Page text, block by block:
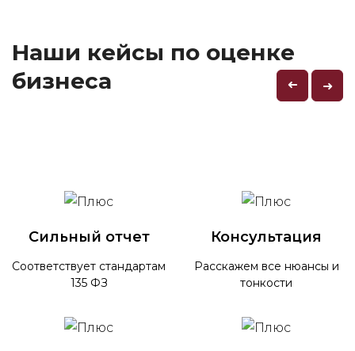
Наши кейсы по оценке
бизнеса
➜ ➜
Сильный отчет
Соответствует стандартам
135 ФЗ
Консультация
Расскажем все нюансы и
тонкости